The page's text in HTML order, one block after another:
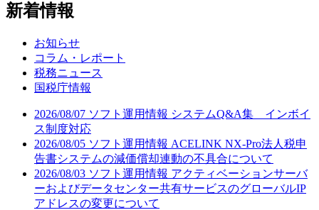
新着情報
お知らせ
コラム・レポート
税務ニュース
国税庁情報
2026/08/07 ソフト運用情報 システムQ&A集 インボイ
ス制度対応
2026/08/05 ソフト運用情報 ACELINK NX-Pro法人税申
告書システムの減価償却連動の不具合について
2026/08/03 ソフト運用情報 アクティベーションサーバ
ーおよびデータセンター共有サービスのグローバルIP
アドレスの変更について